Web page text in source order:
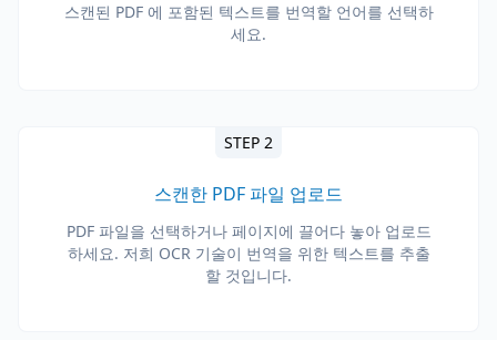
스캔된 PDF 에 포함된 텍스트를 번역할 언어를 선택하
세요.
STEP 2
스캔한 PDF 파일 업로드
PDF 파일을 선택하거나 페이지에 끌어다 놓아 업로드
하세요. 저희 OCR 기술이 번역을 위한 텍스트를 추출
할 것입니다.